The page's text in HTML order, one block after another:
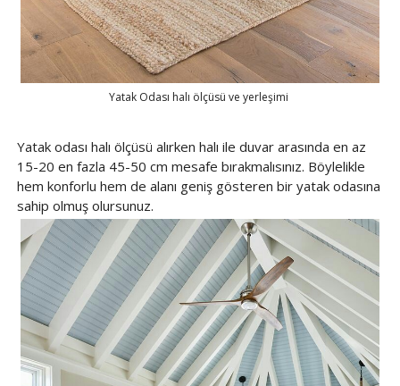
Yatak Odası halı ölçüsü ve yerleşimi
Yatak odası halı ölçüsü alırken halı ile duvar arasında en az
15-20 en fazla 45-50 cm mesafe bırakmalısınız. Böylelikle
hem konforlu hem de alanı geniş gösteren bir yatak odasına
sahip olmuş olursunuz.